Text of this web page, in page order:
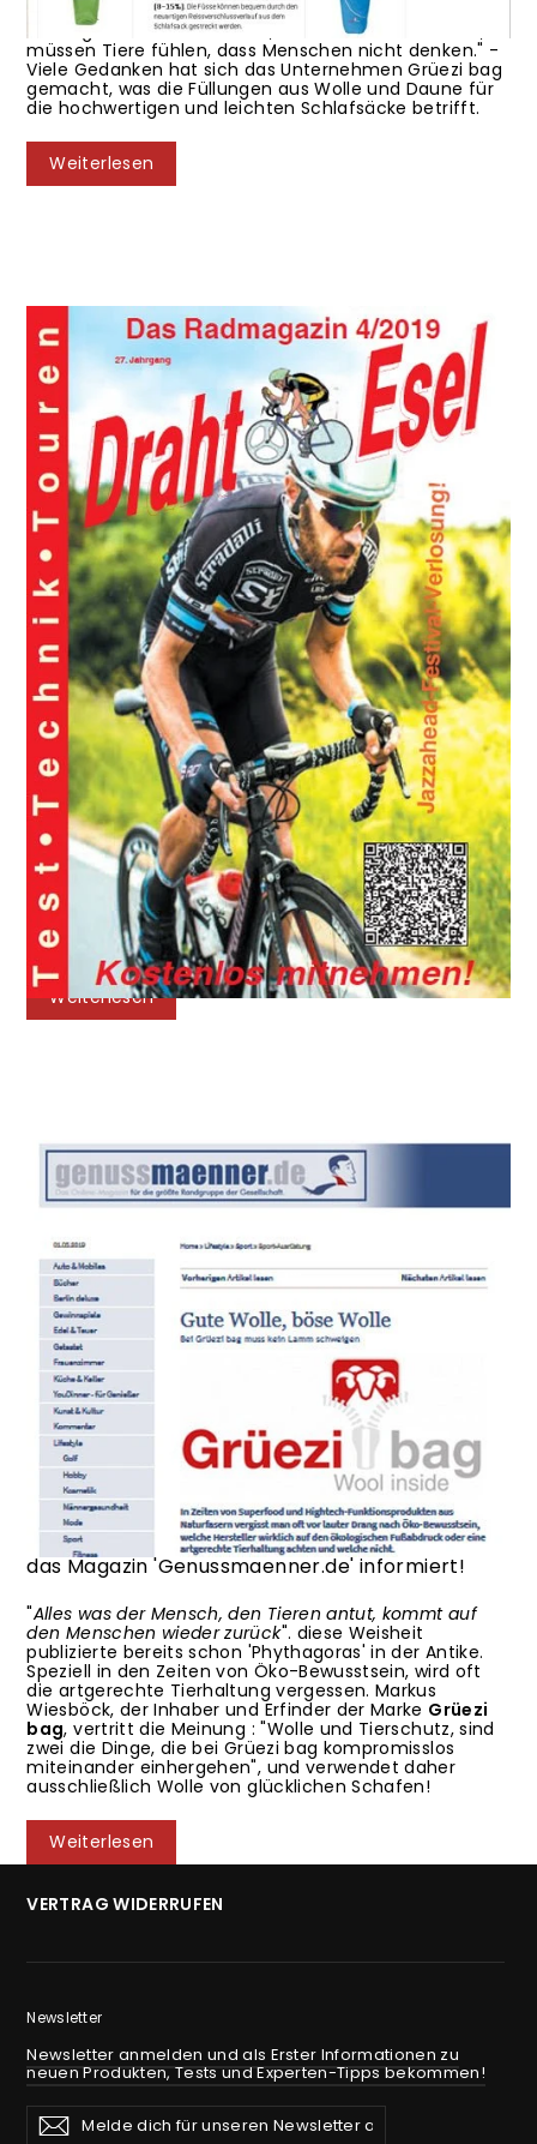
"Solange Menschen denken, dass Tiere nicht fühlen,
müssen Tiere fühlen, dass Menschen nicht denken." -
Viele Gedanken hat sich das Unternehmen Grüezi bag
gemacht, was die Füllungen aus Wolle und Daune für
die hochwertigen und leichten Schlafsäcke betrifft.
Weiterlesen
Almwolle· Award·Bester Schlafsack 2019·Biopod·Biopod
DownWool
Biopod DownWool Extreme Light·Biopod DownWool Ice
Biopod DownWool Nature· Biopod DownWool Subzero·Biopod Hybrid
Wool/Down ·Biopod Schlafsack Biopod Wolle·Biopod Wolle
Murmeltier XXL·Biopod Wolle Plus·Biopod Wolle Zero ·Biopod Zero·
DownWool·Empfehlung· Fachzeitschrift·ISPO·ISPO Award·ISPO
Award 2019 Product of the Year
Magazin·Magazin Draht Esel·
Nachhaltigkeit·Naturschlafsack Schlafsack·Schlafsack des
Jahres
Test Tierhaltung·Zeitschrift·06 Mai 2019
Besser Schlafen mit ruhigem Gewissen -
Zeitschrift 'Draht Esel' informiert!
Ob man beim Wandern, Klettern oder jeder anderen
Outdoor-Aktivität seinen Spaß hat. Outdoor-Fans
haben bestimmt noch mehr Freude, wenn Sie wissen,
dass der Schlafsack in Ihrem Gepäck aus Materialien
von artgerechter Tierhaltung stammt. Bei den Grüezi
bag Schlafsäcken wird vom kleinsten Faden bis hin
zum Zipper alles geprüft!
Weiterlesen
Almwolle· Biopod Biopod DownWool·Biopod DownWool Nature
Biopod Schlafsack
Biopod Wolle Empfehlung
Genussmaenner
Onlinemagazin
ISPO Award 2019 Product of the Year·
Nachhaltigkeit
Online Blog·Online Magazin·
Product of the Year
Schlafsack ·Schlafsack
des Jahres·Tierhaltung·19 März 2019
Artgerechte Tierhaltung für Schlafsackinhalt -
das Magazin 'Genussmaenner.de' informiert!
"Alles was der Mensch, den Tieren antut, kommt auf
den Menschen wieder zurück". diese Weisheit
publizierte bereits schon 'Phythagoras' in der Antike.
Speziell in den Zeiten von Öko-Bewusstsein, wird oft
die artgerechte Tierhaltung vergessen. Markus
Wiesböck, der Inhaber und Erfinder der Marke Grüezi
bag, vertritt die Meinung : "Wolle und Tierschutz, sind
zwei die Dinge, die bei Grüezi bag kompromisslos
miteinander einhergehen", und verwendet daher
ausschließlich Wolle von glücklichen Schafen!
Weiterlesen
VERTRAG WIDERRUFEN
Newsletter
Newsletter anmelden und als Erster Informationen zu
neuen Produkten, Tests und Experten-Tipps bekommen!
Melde
dich
AbonnierenAbonnieren